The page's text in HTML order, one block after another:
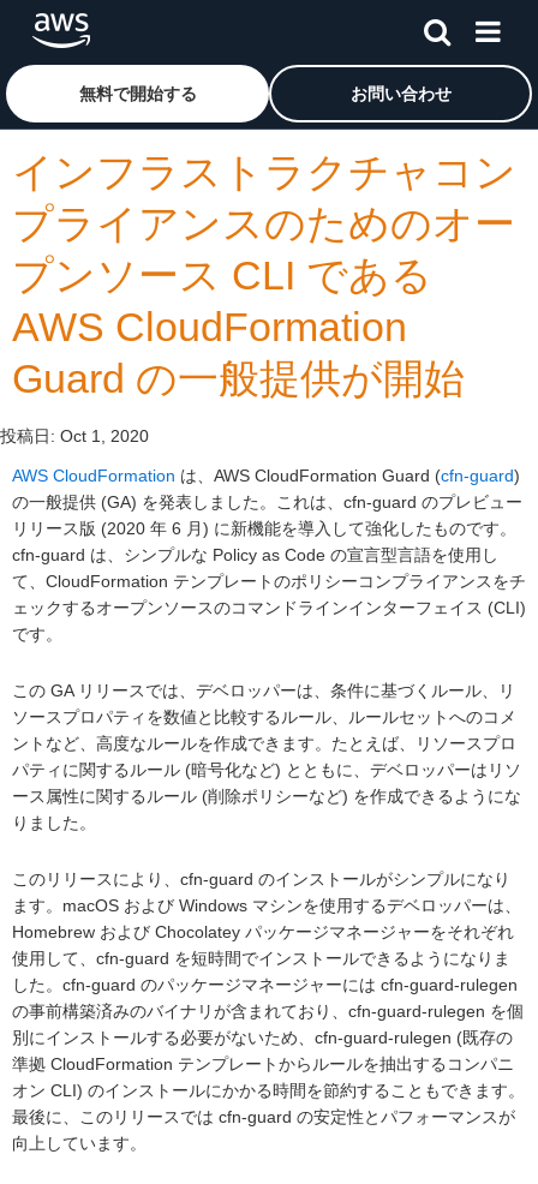
メインコンテンツに移動
アマゾン ウェブ サービスのホームページに戻るには、こ
無料で開始する お問い合わせ
インフラストラクチャコン
プライアンスのためのオー
プンソース CLI である
AWS CloudFormation
Guard の一般提供が開始
投稿日: Oct 1, 2020
AWS CloudFormation は、AWS CloudFormation Guard (cfn-guard)
の一般提供 (GA) を発表しました。これは、cfn-guard のプレビュー
リリース版 (2020 年 6 月) に新機能を導入して強化したものです。
cfn-guard は、シンプルな Policy as Code の宣言型言語を使用し
て、CloudFormation テンプレートのポリシーコンプライアンスをチ
ェックするオープンソースのコマンドラインインターフェイス (CLI)
です。
この GA リリースでは、デベロッパーは、条件に基づくルール、リ
ソースプロパティを数値と比較するルール、ルールセットへのコメ
ントなど、高度なルールを作成できます。たとえば、リソースプロ
パティに関するルール (暗号化など) とともに、デベロッパーはリソ
ース属性に関するルール (削除ポリシーなど) を作成できるようにな
りました。
このリリースにより、cfn-guard のインストールがシンプルになり
ます。macOS および Windows マシンを使用するデベロッパーは、
Homebrew および Chocolatey パッケージマネージャーをそれぞれ
使用して、cfn-guard を短時間でインストールできるようになりま
した。cfn-guard のパッケージマネージャーには cfn-guard-rulegen
の事前構築済みのバイナリが含まれており、cfn-guard-rulegen を個
別にインストールする必要がないため、cfn-guard-rulegen (既存の
準拠 CloudFormation テンプレートからルールを抽出するコンパニ
オン CLI) のインストールにかかる時間を節約することもできます。
最後に、このリリースでは cfn-guard の安定性とパフォーマンスが
向上しています。